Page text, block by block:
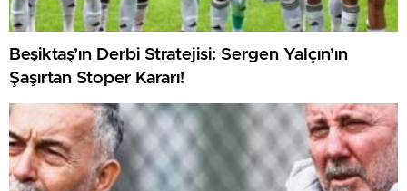
Beşiktaş’ın Derbi Stratejisi: Sergen Yalçın’ın
Şaşırtan Stoper Kararı!